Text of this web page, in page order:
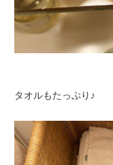
タオルもたっぷり♪